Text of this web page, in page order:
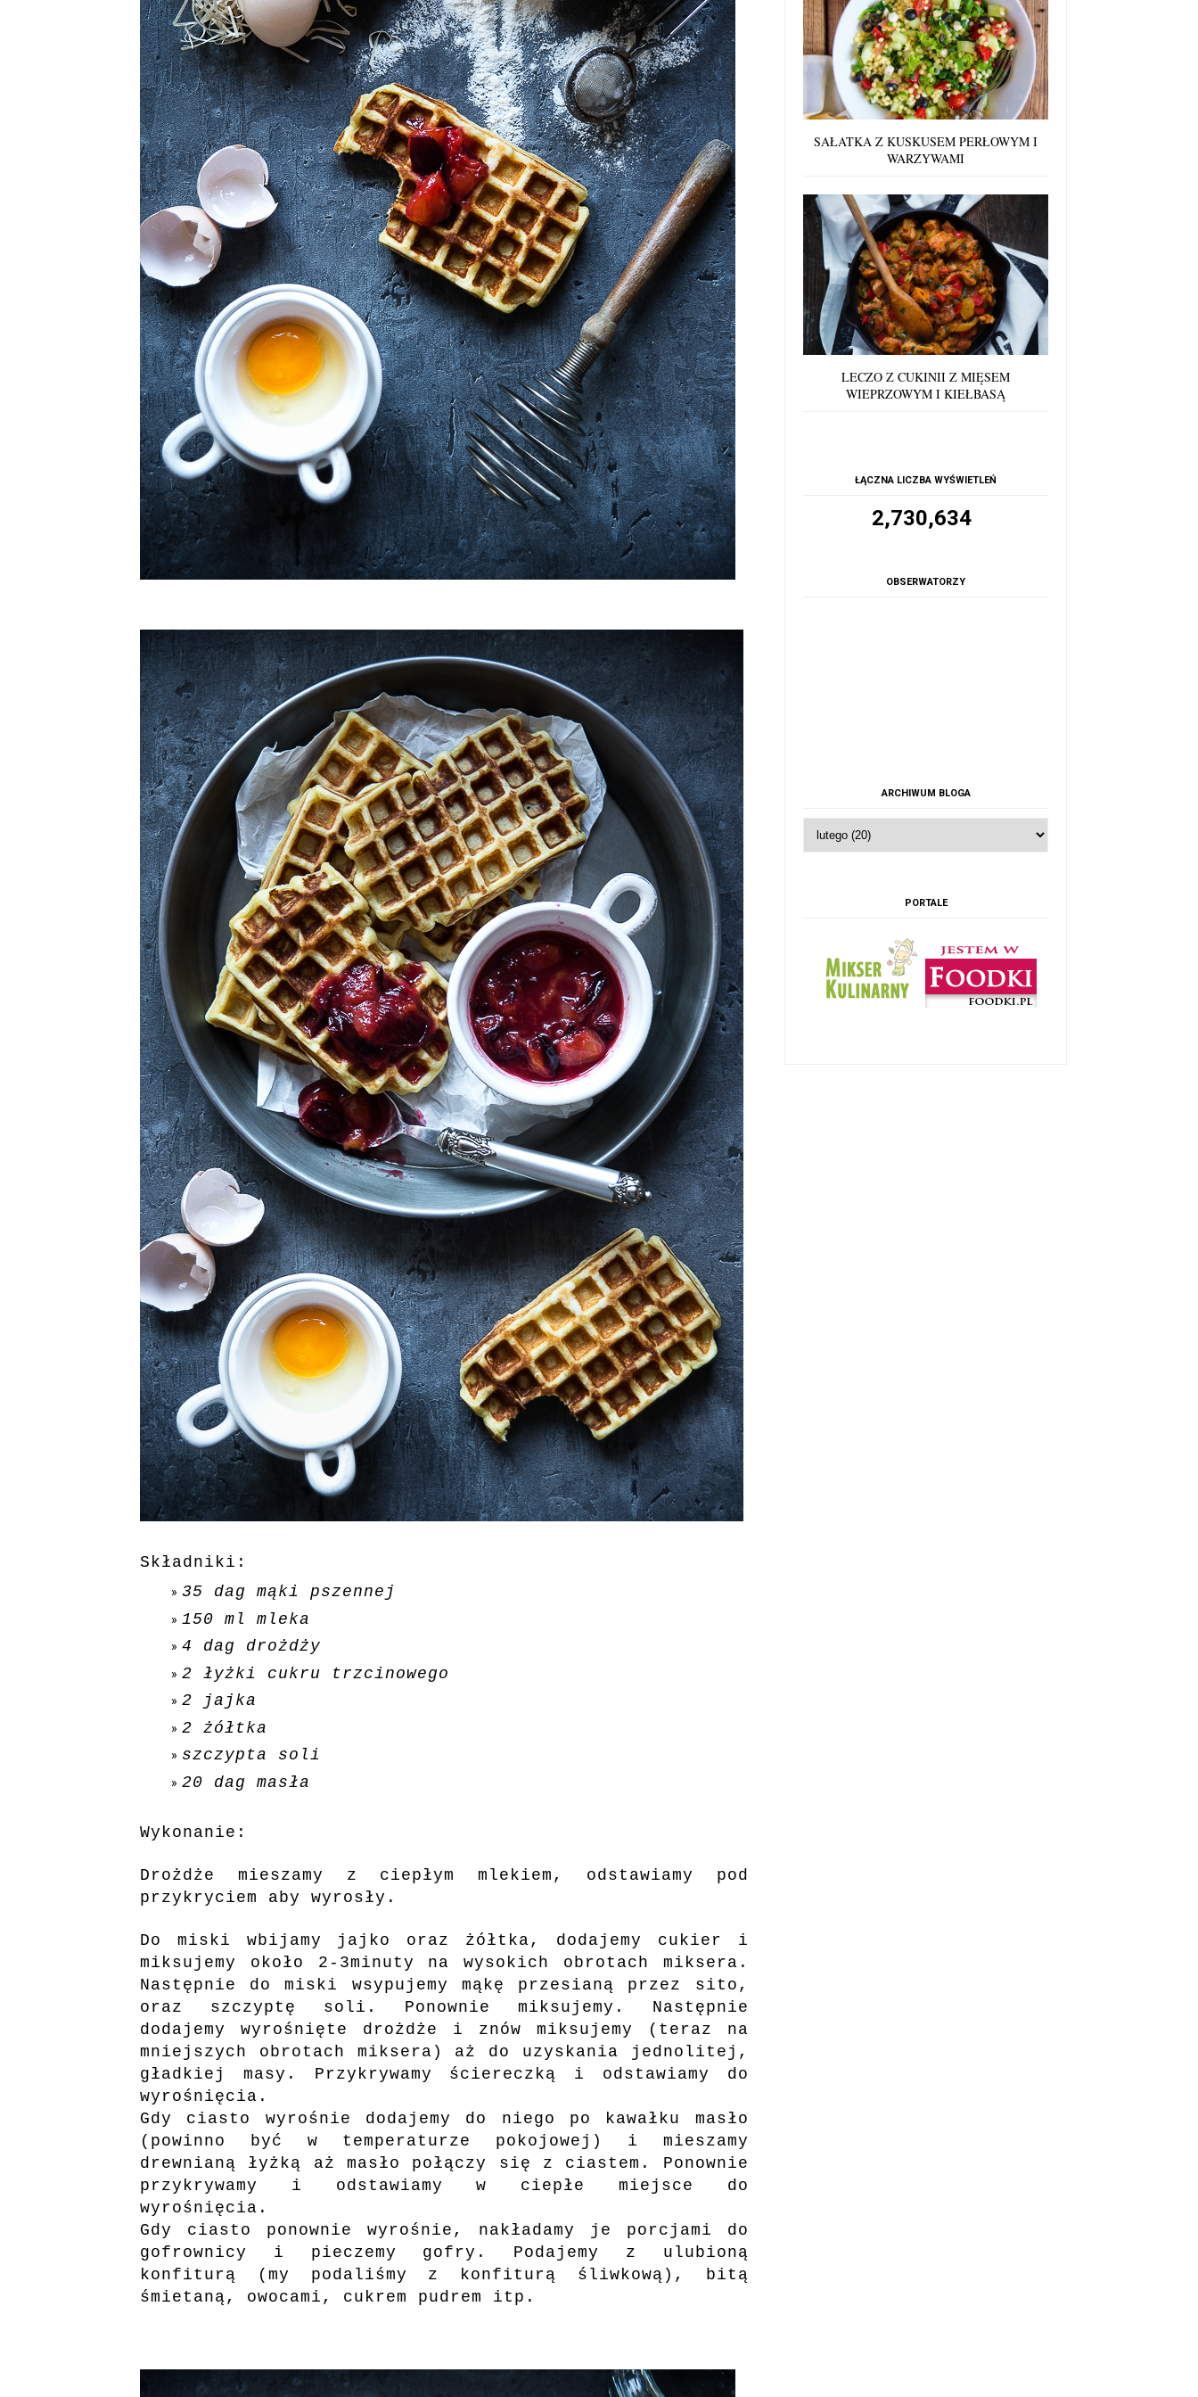
Składniki:
35 dag mąki pszennej
150 ml mleka
4 dag drożdży
2 łyżki cukru trzcinowego
2 jajka
2 żółtka
szczypta soli
20 dag masła
Wykonanie:
Drożdże mieszamy z ciepłym mlekiem, odstawiamy pod
przykryciem aby wyrosły.
Do miski wbijamy jajko oraz żółtka, dodajemy cukier i
miksujemy około 2-3minuty na wysokich obrotach miksera.
Następnie do miski wsypujemy mąkę przesianą przez sito,
oraz szczyptę soli. Ponownie miksujemy. Następnie
dodajemy wyrośnięte drożdże i znów miksujemy (teraz na
mniejszych obrotach miksera) aż do uzyskania jednolitej,
gładkiej masy. Przykrywamy ściereczką i odstawiamy do
wyrośnięcia.
Gdy ciasto wyrośnie dodajemy do niego po kawałku masło
(powinno być w temperaturze pokojowej) i mieszamy
drewnianą łyżką aż masło połączy się z ciastem. Ponownie
przykrywamy i odstawiamy w ciepłe miejsce do
wyrośnięcia.
Gdy ciasto ponownie wyrośnie, nakładamy je porcjami do
gofrownicy i pieczemy gofry. Podajemy z ulubioną
konfiturą (my podaliśmy z konfiturą śliwkową), bitą
śmietaną, owocami, cukrem pudrem itp.
SAŁATKA Z KUSKUSEM PERŁOWYM I
WARZYWAMI
LECZO Z CUKINII Z MIĘSEM
WIEPRZOWYM I KIEŁBASĄ
ŁĄCZNA LICZBA WYŚWIETLEŃ
2,730,634
OBSERWATORZY
ARCHIWUM BLOGA
PORTALE